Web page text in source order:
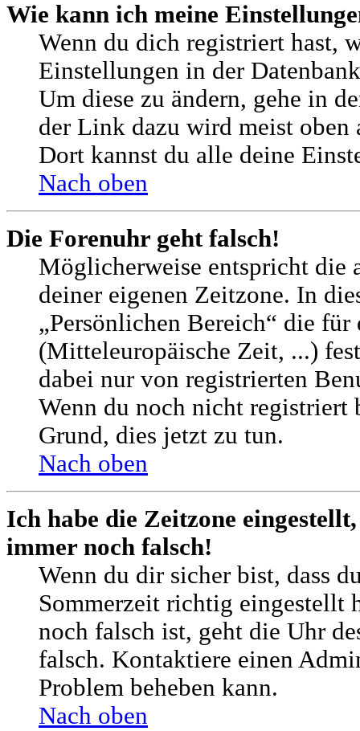
Wie kann ich meine
Wenn du dich registriert hast,
Einstellungen in der
Um diese zu ändern, gehe in
der Link dazu wird meist oben
Dort kannst du alle deine
Nach oben
Die Forenuhr geht falsch!
Möglicherweise entspricht die
deiner eigenen Zeitzone. In
„Persönlichen Bereich“ die für
(Mitteleuropäische Zeit, ...)
dabei nur von registrierten
Wenn du noch nicht registriert
Grund, dies jetzt zu tun.
Nach oben
Ich habe die Zeitzone
immer noch falsch!
Wenn du dir sicher bist, dass
Sommerzeit richtig eingestellt
noch falsch ist, geht die Uhr
falsch. Kontaktiere einen
Problem beheben kann.
Nach oben